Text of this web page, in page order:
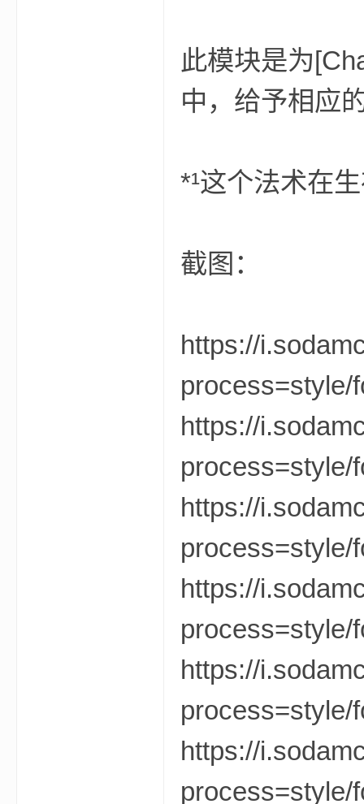
此模块是为
中，给予相应
*¹这个法术在
截图：
https://
process=style/
https://
process=style/
https://
process=style/
https://
process=style/
https://
process=style/
https://
process=style/